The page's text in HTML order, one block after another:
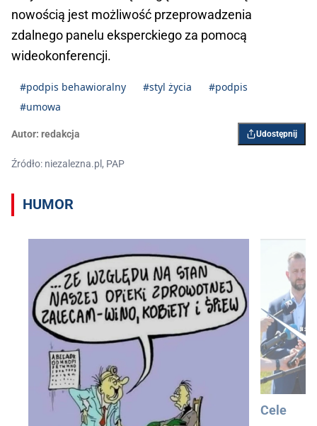
nowością jest możliwość przeprowadzenia
zdalnego panelu eksperckiego za pomocą
wideokonferencji.
#podpis behawioralny #styl życia
#podpis
#umowa
Autor: redakcja Udostępnij
Źródło: niezalezna.pl, PAP
HUMOR
Cele